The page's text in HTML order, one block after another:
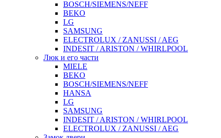
BOSCH/SIEMENS/NEFF
BEKO
LG
SAMSUNG
ELECTROLUX / ZANUSSI / AEG
INDESIT / ARISTON / WHIRLPOOL
Люк и его части
MIELE
BEKO
BOSCH/SIEMENS/NEFF
HANSA
LG
SAMSUNG
INDESIT / ARISTON / WHIRLPOOL
ELECTROLUX / ZANUSSI / AEG